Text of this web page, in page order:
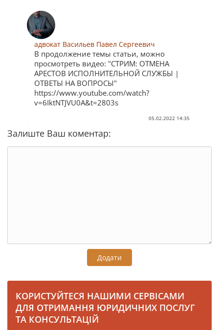
адвокат Васильев Павел Сергеевич
В продолжение темы статьи, можно
просмотреть видео: "СТРИМ: ОТМЕНА
АРЕСТОВ ИСПОЛНИТЕЛЬНОЙ СЛУЖБЫ |
ОТВЕТЫ НА ВОПРОСЫ"
https://www.youtube.com/watch?
v=6IktNTJVU0A&t=2803s
05.02.2022 14:35
Залиште Ваш коментар:
Додати
КОРИСТУЙТЕСЯ НАШИМИ СЕРВІСАМИ
ДЛЯ ОТРИМАННЯ ЮРИДИЧНИХ ПОСЛУГ
ТА КОНСУЛЬТАЦІЙ